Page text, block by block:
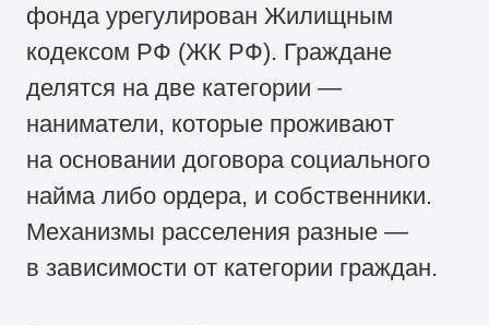
фонда урегулирован Жилищным
кодексом РФ (ЖК РФ). Граждане
делятся на две категории —
наниматели, которые проживают
на основании договора социального
найма либо ордера, и собственники.
Механизмы расселения разные —
в зависимости от категории граждан.